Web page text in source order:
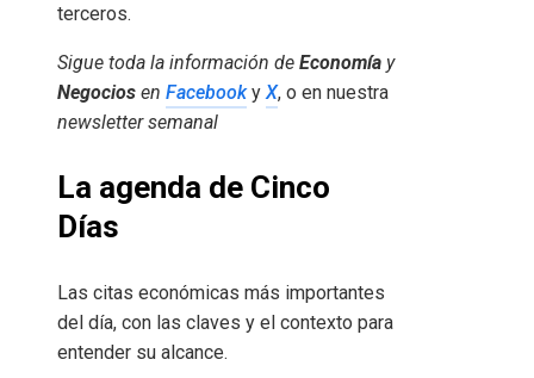
terceros.
Sigue toda la información de Economía y
Negocios en Facebooky X, o en nuestra
newsletter semanal
La agenda de Cinco
Días
Las citas económicas más importantes
del día, con las claves y el contexto para
entender su alcance.